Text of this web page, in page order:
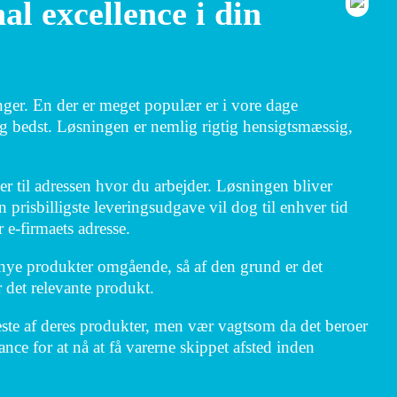
excellence i din
En der er meget populær er i vore dage
bedst. Løsningen er nemlig rigtig hensigtsmæssig,
til adressen hvor du arbejder. Løsningen bliver
prisbilligste leveringsudgave vil dog til enhver tid
firmaets adresse.
produkter omgående, så af den grund er det
relevante produkt.
af deres produkter, men vær vagtsom da det beroer
for at nå at få varerne skippet afsted inden